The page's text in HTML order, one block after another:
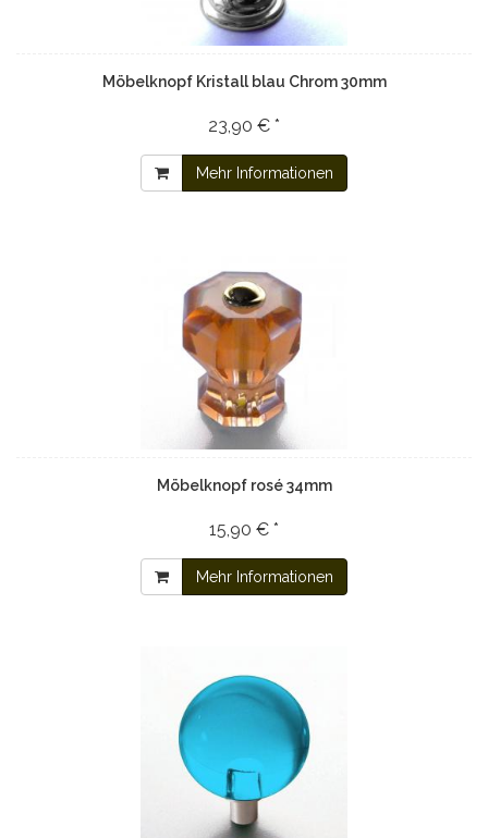
Möbelknopf Kristall blau Chrom 30mm
23,90 € *
Mehr Informationen
Möbelknopf rosé 34mm
15,90 € *
Mehr Informationen